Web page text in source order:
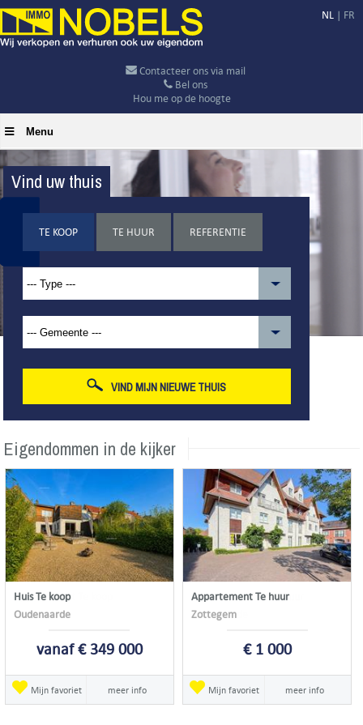
NL | FR
Contacteer ons via mail
Bel ons
Hou me op de hoogte
Menu
Vind uw thuis
TE KOOP TE HUUR REFERENTIE
VIND MIJN NIEUWE THUIS
Eigendommen in de kijker
Huis Te koop
Oudenaarde
vanaf € 349 000
Mijn favoriet meer info
Appartement Te huur
Zottegem
€ 1 000
Mijn favoriet meer info